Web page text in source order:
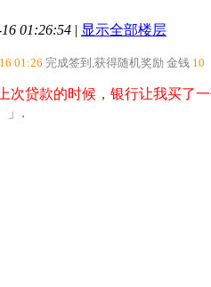
01:26:54 | 显示全部楼层
01:26 完成签到,获得随机奖励 金钱 10
上次贷款的时候，银行让我买了
」.